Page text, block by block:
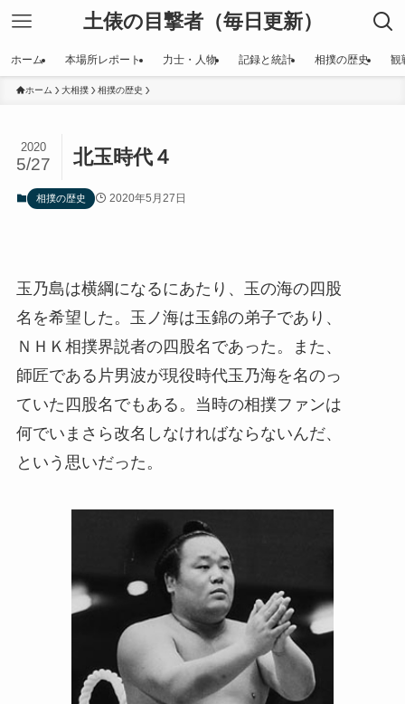
土俵の目撃者（毎日更新）
ホーム 本場所レポート 力士・人物 記録と統計 相撲の歴史 観
ホーム 大相撲 相撲の歴史
北玉時代４
2020
5/27
相撲の歴史 2020年5月27日
玉乃島は横綱になるにあたり、玉の海の四股
名を希望した。玉ノ海は玉錦の弟子であり、
ＮＨＫ相撲界説者の四股名であった。また、
師匠である片男波が現役時代玉乃海を名のっ
ていた四股名でもある。当時の相撲ファンは
何でいまさら改名しなければならないんだ、
という思いだった。